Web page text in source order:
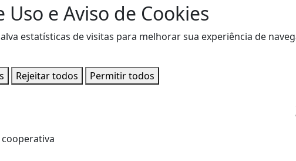
Uso e Aviso de Cookies
estatísticas de visitas para melhorar sua experiência de
Rejeitar todos Permitir todos